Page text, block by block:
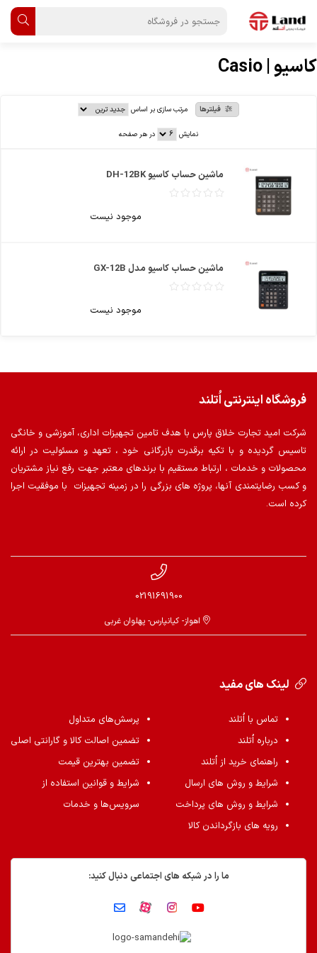
کاسیو | Casio
فیلترها مرتب سازی بر اساس
نمایش در هر صفحه
ماشین حساب کاسیو DH-12BK
موجود نیست
ماشین حساب کاسیو مدل GX-12B
موجود نیست
فروشگاه اینترنتی اُتلند
شرکت امید تجارت خلاق پارس با هدف تامین تجهیزات اداری، آموزشی و خانگی
تاسیس گردیده و با تکیه برقدرت بازرگانی خود ، تعهد و مسئولیت در ارائه
محصولات و خدمات ، ارتباط مستقیم با برندهای معتبر جهت رفع نیاز مشتریان
و کسب رضایتمندی آنها، پروژه های بزرگی را در زمینه تجهیزات با موفقیت اجرا
کرده است.
02191691900
اهواز- کیانپارس- پهلوان غربی
لینک های مفید
تماس با اُتلند
درباره اُتلند
راهنمای خرید از اُتلند
شرایط و روش های ارسال
شرایط و روش های پرداخت
رویه های بازگرداندن کالا
پرسش‌های متداول
تضمین اصالت کالا و گارانتی اصلی
تضمین بهترین قیمت
شرایط و قوانین استفاده از
سرویس‌ها و خدمات
ما را در شبکه های اجتماعی دنبال کنید: